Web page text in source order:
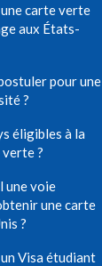
carte verte
aux États-
pour une
?
éligibles à la
?
une voie
une carte
?
Visa étudiant